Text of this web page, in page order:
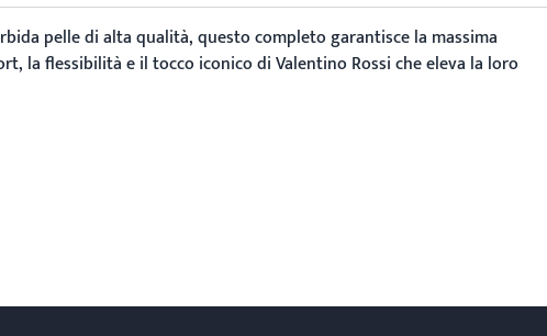
pelle di alta qualità, questo completo garantisce la massima
la flessibilità e il tocco iconico di Valentino Rossi che eleva la loro